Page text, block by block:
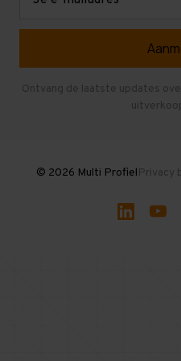
Gebruikte entresolvloeren
Ontvang de laatste updates
© 2026 Multi ProfielPrivacy